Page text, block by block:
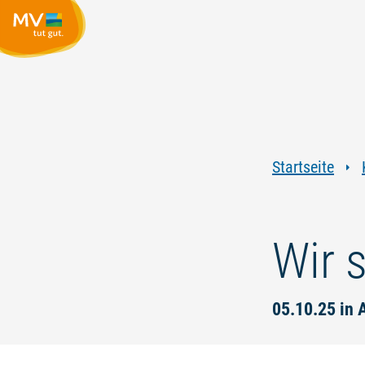
Startseite
Wir
05.10.25 in